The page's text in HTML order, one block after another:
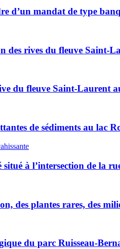
d’un mandat de type
des rives du fleuve Saint-
du fleuve Saint-Laurent
de sédiments au lac
situé à l’intersection de la
des plantes rares, des
du parc Ruisseau-